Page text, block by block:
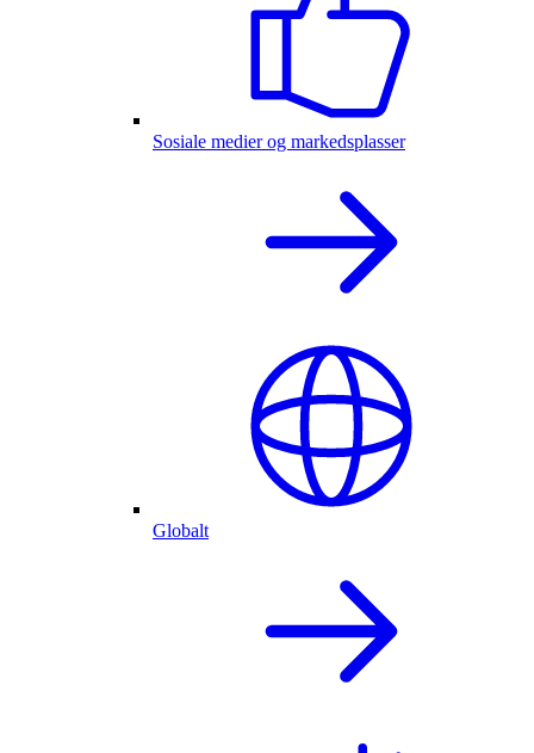
Sosiale medier og markedsplasser
Globalt